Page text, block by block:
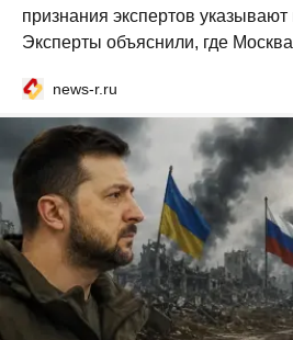
признания экспертов
Эксперты объяснили, где
news-r.ru